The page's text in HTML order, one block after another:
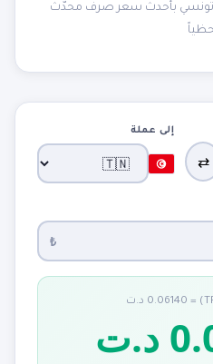
تونسي بأحدث سعر صرف محدّث
⇄
إلى عملة
₺